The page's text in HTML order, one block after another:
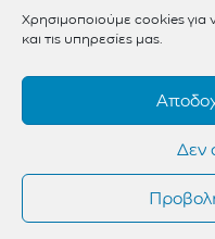
Χρησιμοποιούμε cookies για
και τις υπηρεσίες μας.
Δεν